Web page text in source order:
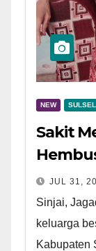
NEW SULSEL
Sakit
JUL 31,
Sinjai,
keluarga
Kabupaten